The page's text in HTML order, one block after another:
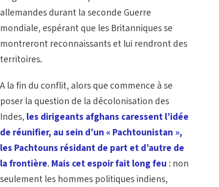
allemandes durant la seconde Guerre
mondiale, espérant que les Britanniques se
montreront reconnaissants et lui rendront des
territoires.
A la fin du conflit, alors que commence à se
poser la question de la décolonisation des
Indes, les dirigeants afghans caressent l’idée
de réunifier, au sein d’un « Pachtounistan »,
les Pachtouns résidant de part et d’autre de
la frontière. Mais cet espoir fait long feu : non
seulement les hommes politiques indiens,